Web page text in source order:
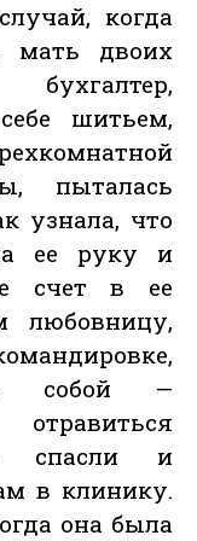
когда
мать двоих
шитьем,
пыталась
узнала, что
ее руку и
счет в ее
любовницу,
собой —
спасли и
в клинику.
она была